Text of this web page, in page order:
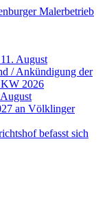
August
/ Ankündigung der
2026
an Völklinger
befasst sich